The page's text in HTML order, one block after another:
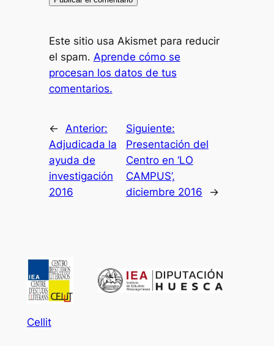
Este sitio usa Akismet para reducir
el spam. Aprende cómo se
procesan los datos de tus
comentarios.
←
Anterior:
Adjudicada la
ayuda de
investigación
2016
Siguiente:
Presentación del
Centro en ‘LO
CAMPUS’,
diciembre 2016
→
Cellit